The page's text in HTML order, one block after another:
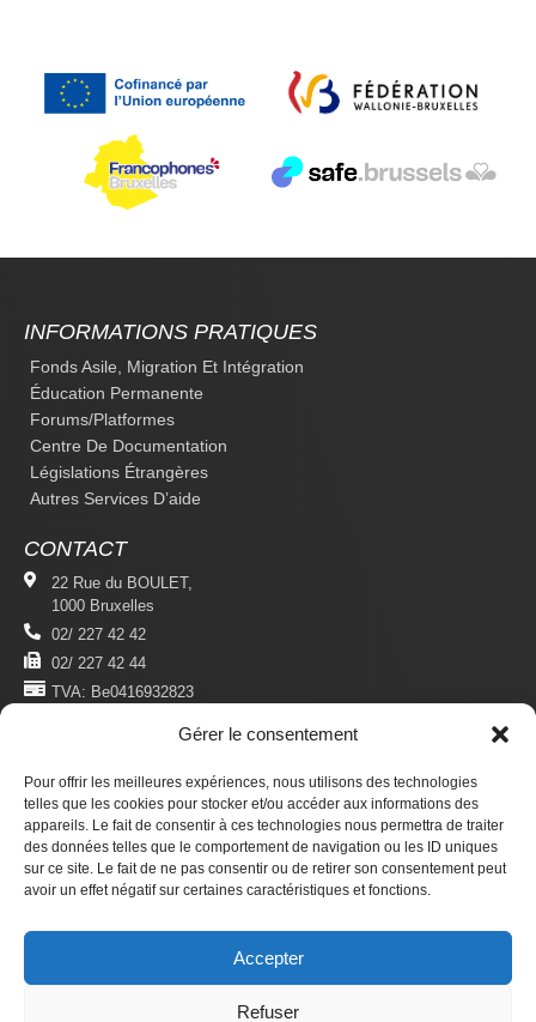
Gérer le consentement
Pour offrir les meilleures expériences, nous utilisons des technologies
telles que les cookies pour stocker et/ou accéder aux informations des
appareils. Le fait de consentir à ces technologies nous permettra de traiter
des données telles que le comportement de navigation ou les ID uniques
sur ce site. Le fait de ne pas consentir ou de retirer son consentement peut
avoir un effet négatif sur certaines caractéristiques et fonctions.
Accepter
Refuser
INFORMATIONS PRATIQUES
Fonds Asile, Migration Et Intégration
Éducation Permanente
Forums/platformes
Centre De Documentation
Législations Étrangères
Autres Services D’aide
CONTACT
22 Rue du BOULET,
1000 Bruxelles
02/ 227 42 42
02/ 227 42 44
TVA: Be0416932823
MENTIONS LÉGALES
Politique De Confidentialité
Conditions D'utilisation
S'ABONNER
Newsletter